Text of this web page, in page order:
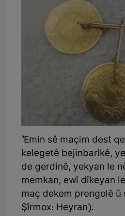
"Emin sê maçim dest
kelegetê bejinbarîkê,
de gerdinê, yekyan le
memkan, ewî dîkeyan
maç dekem prengolê û
Şîrmox: Heyran).